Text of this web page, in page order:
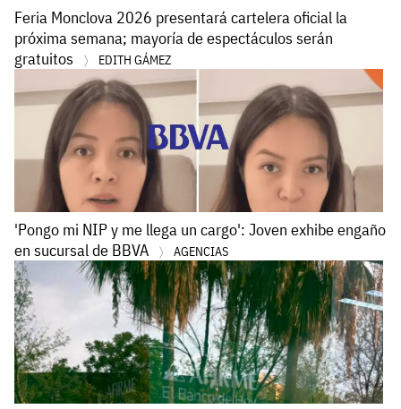
Feria Monclova 2026 presentará cartelera oficial la
próxima semana; mayoría de espectáculos serán
gratuitos
EDITH GÁMEZ
'Pongo mi NIP y me llega un cargo': Joven exhibe engaño
en sucursal de BBVA
AGENCIAS